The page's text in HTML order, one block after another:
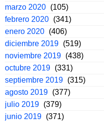
marzo 2020 (105)
febrero 2020 (341)
enero 2020 (406)
diciembre 2019 (519)
noviembre 2019 (438)
octubre 2019 (331)
septiembre 2019 (315)
agosto 2019 (377)
julio 2019 (379)
junio 2019 (371)